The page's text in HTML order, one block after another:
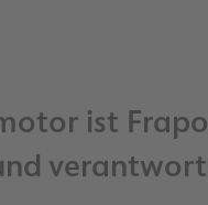
ist